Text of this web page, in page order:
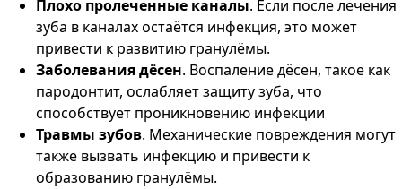
Плохо пролеченные каналы. Если после лечения
зуба в каналах остаётся инфекция, это может
привести к развитию гранулёмы​.
Заболевания дёсен. Воспаление дёсен, такое как
пародонтит, ослабляет защиту зуба, что
способствует проникновению инфекции​
Травмы зубов. Механические повреждения могут
также вызвать инфекцию и привести к
образованию гранулёмы.